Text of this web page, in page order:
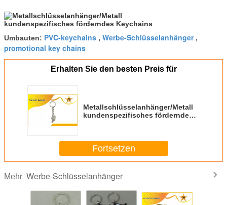
Umbauten: PVC-keychains , Werbe-Schlüsselanhänger,
promotional key chains
Erhalten Sie den besten Preis für
Metallschlüsselanhänger/Metall
kundenspezifisches förderndes
Fortsetzen
Mehr Werbe-Schlüsselanhänger